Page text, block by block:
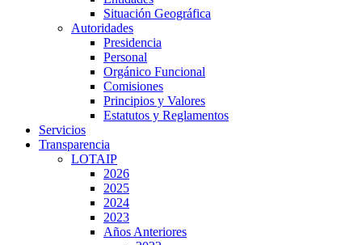
Situación Geográfica
Autoridades
Presidencia
Personal
Orgánico Funcional
Comisiones
Principios y Valores
Estatutos y Reglamentos
Servicios
Transparencia
LOTAIP
2026
2025
2024
2023
Años Anteriores